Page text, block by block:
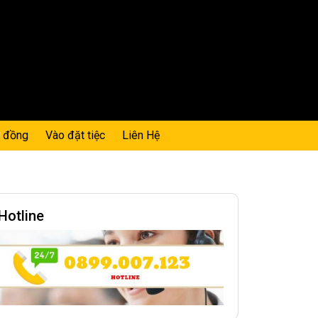
đồng Vào đặt tiệc Liên Hệ